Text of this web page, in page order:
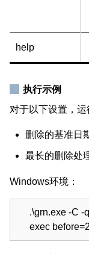
help
执行示例
对于以下设置，运
删除的基准日
最长的删除处
Windows环境：
.\grn.exe -C -
exec